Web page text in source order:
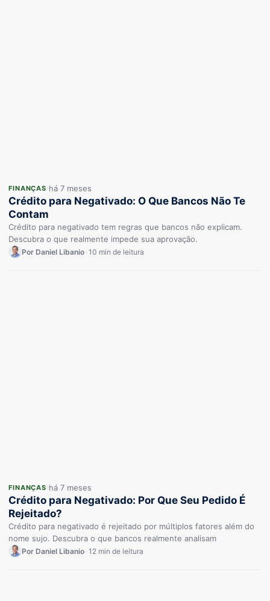
FINANÇAS há 7 meses
Crédito para Negativado: O Que Bancos Não Te
Contam
Crédito para negativado tem regras que bancos não explicam.
Descubra o que realmente impede sua aprovação.
Por Daniel Libanio 10 min de leitura
FINANÇAS há 7 meses
Crédito para Negativado: Por Que Seu Pedido É
Rejeitado?
Crédito para negativado é rejeitado por múltiplos fatores além do
nome sujo. Descubra o que bancos realmente analisam
Por Daniel Libanio 12 min de leitura